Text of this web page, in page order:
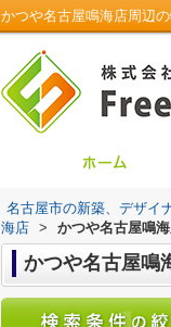
かつや名古屋鳴海店周辺
名古屋市の新築、デザイ
海店 > かつや名古屋鳴
かつや名古屋鳴